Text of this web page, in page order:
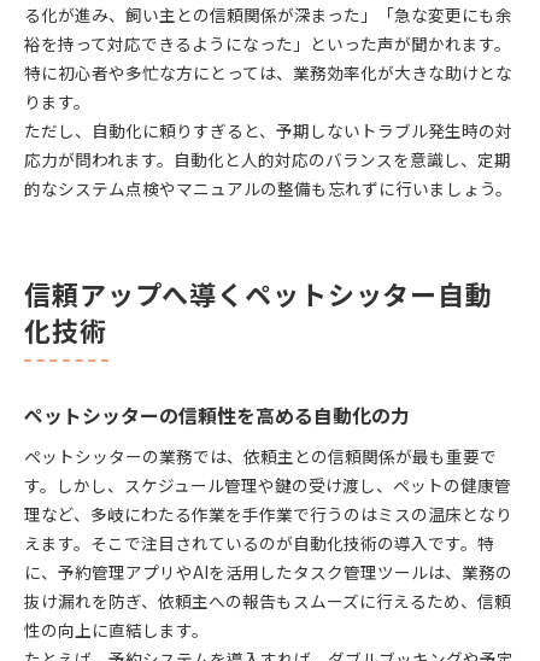
る化が進み、飼い主との信頼関係が深まった」「急な変更にも余
裕を持って対応できるようになった」といった声が聞かれます。
特に初心者や多忙な方にとっては、業務効率化が大きな助けとな
ります。
ただし、自動化に頼りすぎると、予期しないトラブル発生時の対
応力が問われます。自動化と人的対応のバランスを意識し、定期
的なシステム点検やマニュアルの整備も忘れずに行いましょう。
信頼アップへ導くペットシッター自動
化技術
ペットシッターの信頼性を高める自動化の力
ペットシッターの業務では、依頼主との信頼関係が最も重要で
す。しかし、スケジュール管理や鍵の受け渡し、ペットの健康管
理など、多岐にわたる作業を手作業で行うのはミスの温床となり
えます。そこで注目されているのが自動化技術の導入です。特
に、予約管理アプリやAIを活用したタスク管理ツールは、業務の
抜け漏れを防ぎ、依頼主への報告もスムーズに行えるため、信頼
性の向上に直結します。